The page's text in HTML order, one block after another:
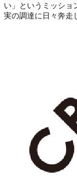
い」というミッショ
実の調達に日々奔走